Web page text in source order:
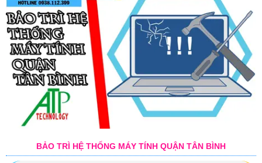
BẢO TRÌ HỆ THỐNG MÁY TÍNH QUẬN TÂN BÌNH